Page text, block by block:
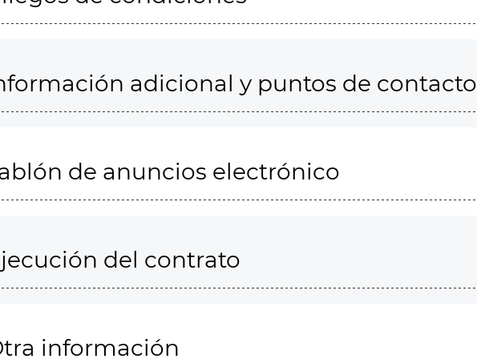
adicional y puntos de contacto
de anuncios electrónico
del contrato
información